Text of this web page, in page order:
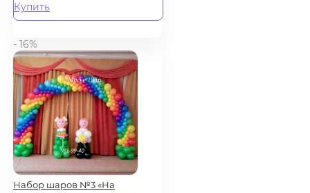
Купить
- 16%
Набор шаров №3 «На